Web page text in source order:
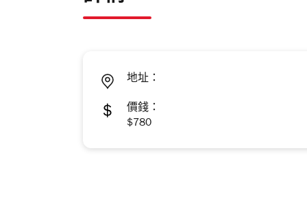
地址：
價錢：
$780